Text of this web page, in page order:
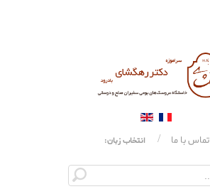
تماس با ما انتخاب زبان: